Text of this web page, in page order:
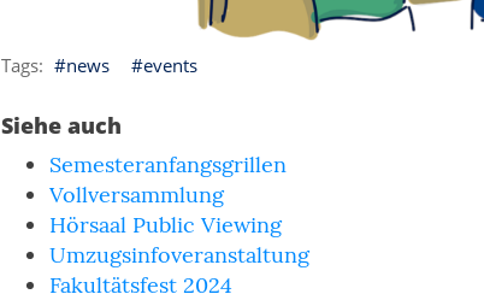
news events
Siehe auch
Semesteranfangsgrillen
Vollversammlung
Hörsaal Public Viewing
Umzugsinfoveranstaltung
Fakultätsfest 2024